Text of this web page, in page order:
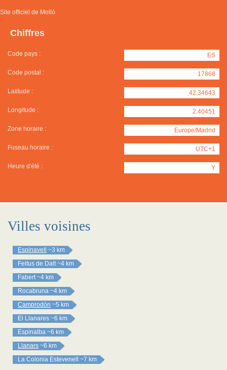
Site officiel de Molló
Chiffres
Code pays : ES
Code postal : 17868
Latitude : 42.34643
Longitude : 2.40451
Zone horaire : Europe/Madrid
Fuseau horaire : UTC+1
Heure d'été : Y
Villes voisines
Espinavell
~3 km
Feitus de Dalt ~4 km
Fabert ~4 km
Rocabruna ~4 km
Camprodón ~5 km
El Llanares ~6 km
Espinalba ~6 km
Llanars ~6 km
La Colonia Estevenell
~7 km